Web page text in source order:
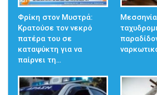
Φρίκη στον Μυστρά:
Κρατούσε τον νεκρό
πατέρα του σε
καταψύκτη για να
παίρνει τη…